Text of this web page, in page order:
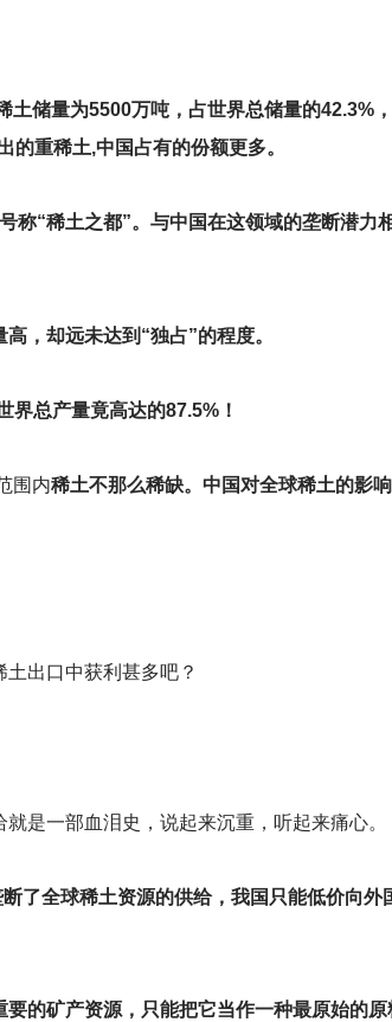
土储量为5500万吨，占世界总储量的42.3%
重稀土,中国占有的份额更多。
称“稀土之都”。与中国在这领域的垄断潜力
，却远未达到“独占”的程度。
界总产量竟高达的87.5%！
围内稀土不那么稀缺。中国对全球稀土的影
出口中获利甚多吧？
是一部血泪史，说起来沉重，听起来痛心。
了全球稀土资源的供给，我国只能低价向外
的矿产资源，只能把它当作一种最原始的